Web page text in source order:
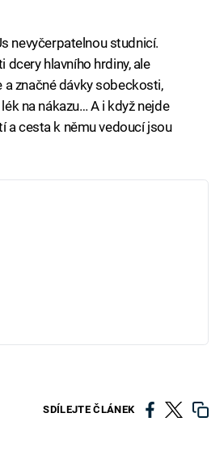
nevyčerpatelnou studnicí.
hlavního hrdiny, ale
značné dávky sobeckosti,
na nákazu… A i když nejde
a cesta k němu vedoucí jsou
SDÍLEJTE ČLÁNEK